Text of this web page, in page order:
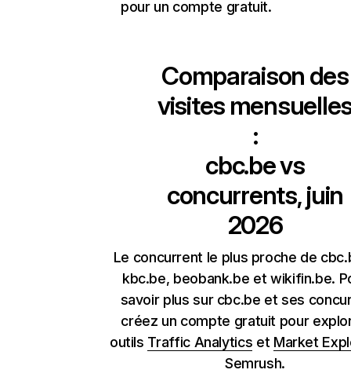
pour un compte gratuit.
Comparaison des
visites
:
cbc.bevs
concurrents, juin
2026
Le concurrent le plus proche de
kbc.be, beobank.be et wikifin.be.
savoir plus sur cbc.be et ses
créez un compte gratuit pour
outils Traffic Analytics et Market
Semrush.